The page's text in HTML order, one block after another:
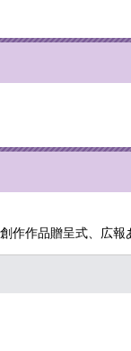
作作品贈呈式、広